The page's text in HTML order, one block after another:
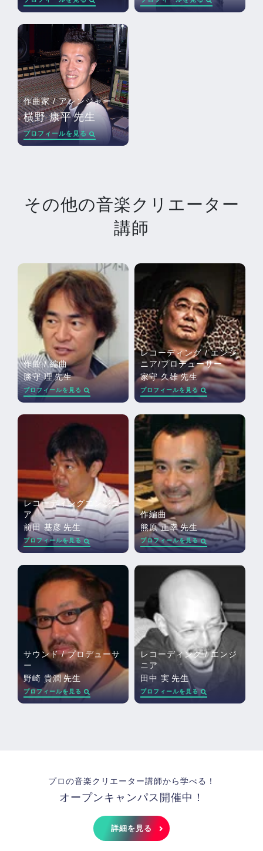
作曲家 / アレンジャー
横野 康平先生
プロフィールを見る
その他の音楽クリエーター
講師
作曲 / 編曲
勝守 理 先生
プロフィールを見る
レコーディング / エンジ
ニア/プロデューサー
家守 久雄先生
プロフィールを見る
レコーディングエンジニ
ア
前田 基彦先生
プロフィールを見る
作編曲
熊原 正幸先生
プロフィールを見る
サウンド / プロデューサ
ー
野崎 貴潤先生
プロフィールを見る
レコーディング / エンジ
ニア
田中 実 先生
プロフィールを見る
プロの音楽クリエーター講師から学べる！
オープンキャンパス開催中！
詳細を見る